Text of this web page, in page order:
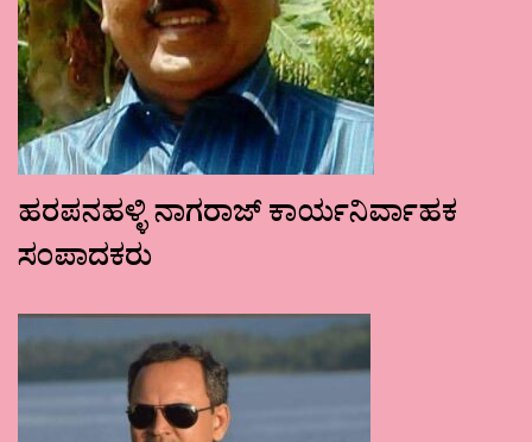
ಹರಪನಹಳ್ಳಿ ನಾಗರಾಜ್ ಕಾರ್ಯನಿರ್ವಾಹಕ
ಸಂಪಾದಕರು